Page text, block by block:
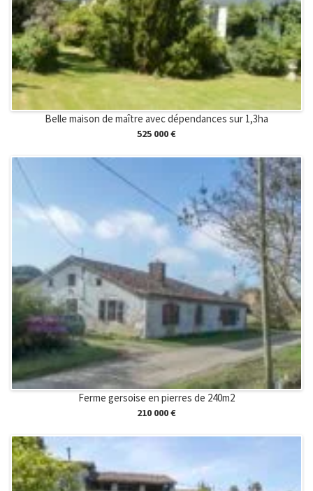
Belle maison de maître avec dépendances sur 1,3ha
525 000 €
Ferme gersoise en pierres de 240m2
210 000 €